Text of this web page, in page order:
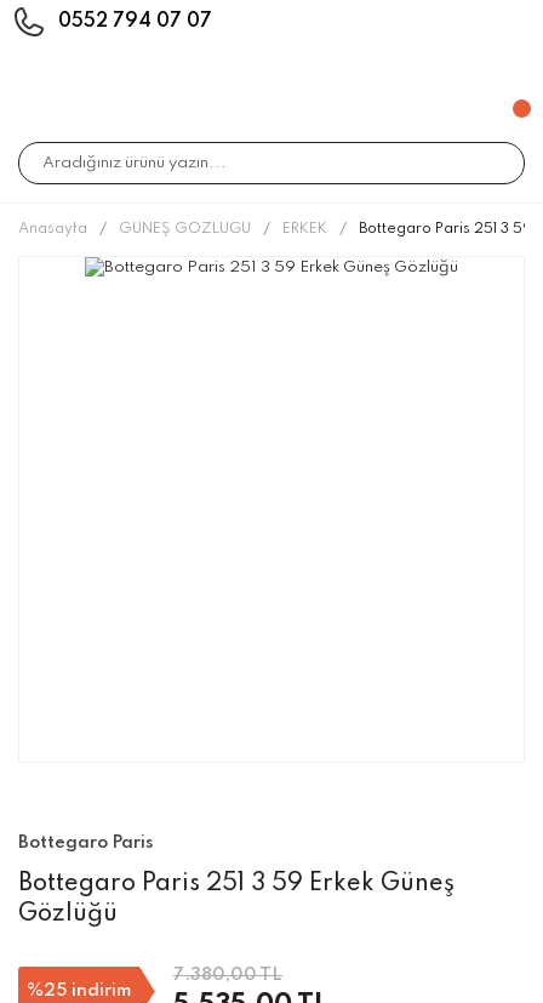
0552 794 07 07
Anasayfa GÜNEŞ GÖZLÜĞÜ ERKEK Bottegaro Paris 251 3 59
Bottegaro Paris
Bottegaro Paris 251 3 59 Erkek Güneş
Gözlüğü
%25 indirim
7.380,00 TL